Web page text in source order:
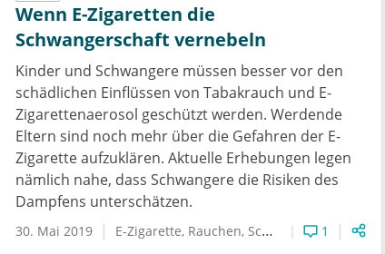
Wenn E-Zigaretten die
Schwangerschaft vernebeln
Kinder und Schwangere müssen besser vor den
schädlichen Einflüssen von Tabakrauch und E-
Zigarettenaerosol geschützt werden. Werdende
Eltern sind noch mehr über die Gefahren der E-
Zigarette aufzuklären. Aktuelle Erhebungen legen
nämlich nahe, dass Schwangere die Risiken des
Dampfens unterschätzen.
30. Mai 2019 E-Zigarette Rauchen Schwangerschaft 1